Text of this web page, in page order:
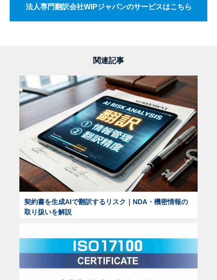
法人専門翻訳会社WIPジャパンのサービスはこちら
関連記事
契約書を生成AIで翻訳するリスク｜NDA・機密情報の
取り扱いを解説